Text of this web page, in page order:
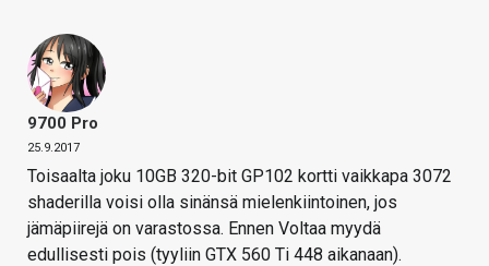
9700 Pro
25.9.2017
Toisaalta joku 10GB 320-bit GP102 kortti vaikkapa 3072
shaderilla voisi olla sinänsä mielenkiintoinen, jos
jämäpiirejä on varastossa. Ennen Voltaa myydä
edullisesti pois (tyyliin GTX 560 Ti 448 aikanaan).